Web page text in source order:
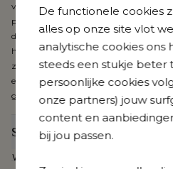
De functionele cookies
alles op onze site vlot
analytische cookies ons
steeds een stukje beter
persoonlijke cookies
onze partners) jouw
content en
bij jou passen.
vuilafstotend en vlekbestendig. Dankzij
polypropyleen vezel is de stof slijt- en
dubbele laag sneldrogend schuim met
het comfortabelste loungegevoel ooit.
zijn machinewasbaar. Cosytica is
en patronen, ook beschikbaar voor je
geniet je van 3 jaar garantie.
Specificaties
Webartikelnummer